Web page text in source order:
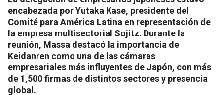
encabezada por Yutaka Kase, presidente del
Comité para América Latina en representación de
la empresa multisectorial Sojitz. Durante la
reunión, Massa destacó la importancia de
Keidanren como una de las cámaras
empresariales más influyentes de Japón, con más
de 1,500 firmas de distintos sectores y presencia
global.